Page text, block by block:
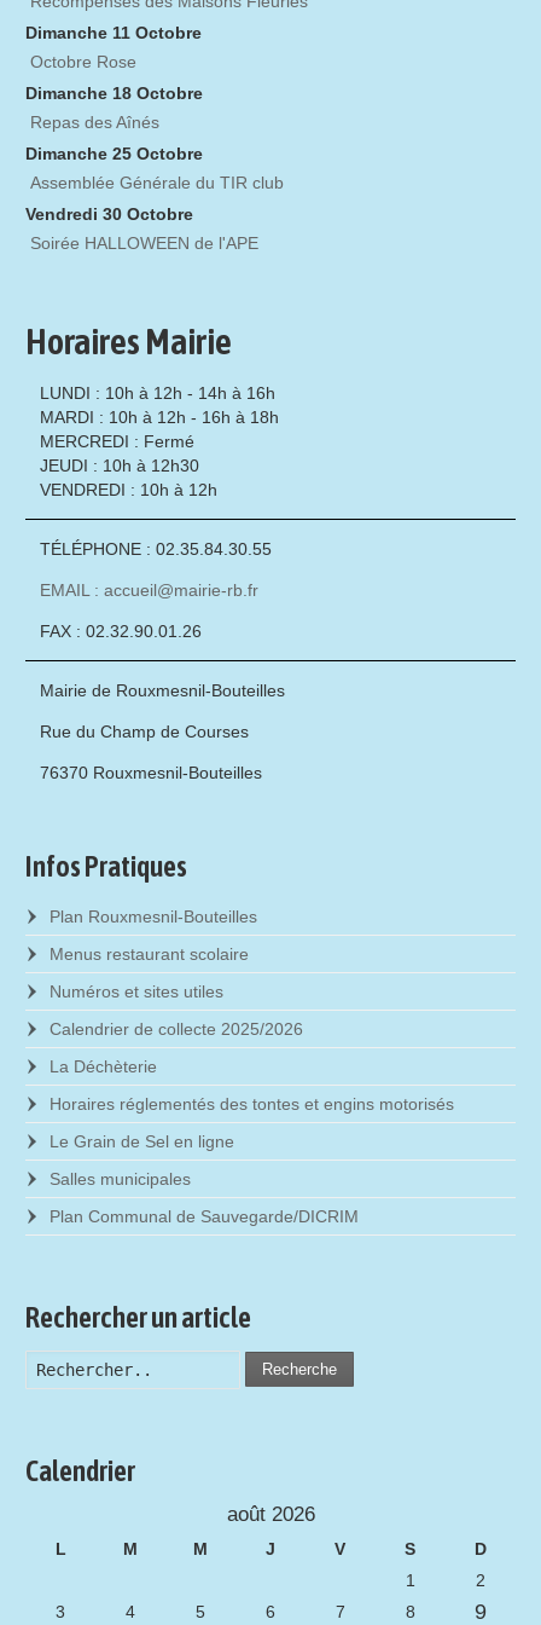
Dimanche 11 Octobre
Octobre Rose
Dimanche 18 Octobre
Repas des Aînés
Dimanche 25 Octobre
Assemblée Générale du TIR club
Vendredi 30 Octobre
Soirée HALLOWEEN de l'APE
Horaires Mairie
LUNDI : 10h à 12h - 14h à 16h
MARDI : 10h à 12h - 16h à 18h
MERCREDI : Fermé
JEUDI : 10h à 12h30
VENDREDI : 10h à 12h
TÉLÉPHONE : 02.35.84.30.55
EMAIL : accueil@mairie-rb.fr
FAX : 02.32.90.01.26
Mairie de Rouxmesnil-Bouteilles
Rue du Champ de Courses
76370 Rouxmesnil-Bouteilles
Infos Pratiques
Plan Rouxmesnil-Bouteilles
Menus restaurant scolaire
Numéros et sites utiles
Calendrier de collecte 2025/2026
La Déchèterie
Horaires réglementés des tontes et engins motorisés
Le Grain de Sel en ligne
Salles municipales
Plan Communal de Sauvegarde/DICRIM
Rechercher un article
Recherche
Calendrier
août 2026
L M M J V S
D
1
2
3
4 5 6 7 8 9